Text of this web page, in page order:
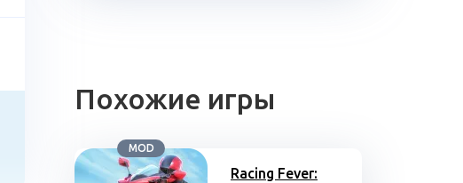
Похожие игры
MOD
Racing Fever: